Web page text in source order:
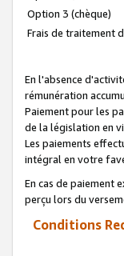
Option 3 (chèque)
Frais de traitement
En l'absence
rémunération
Paiement pour les
de la législation en
Les paiements
intégral en votre
En cas de paiement
perçu lors du
Conditions